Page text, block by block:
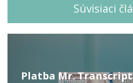
Súvisiaci
Platba Mr.